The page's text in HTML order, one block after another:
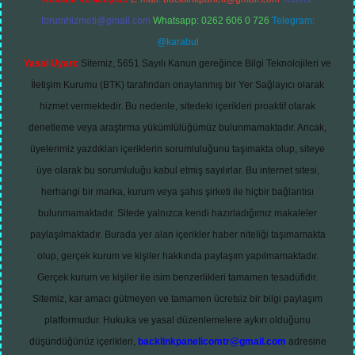
forumhizmeti@gmail.com Whatsapp: 0262 606 0 726 Telegram:
@karabul
Yasal Uyarı: Sitemiz, 5651 Sayılı Kanun gereğince Bilgi Teknolojileri ve
İletişim Kurumu (BTK) tarafından onaylanmış bir Yer Sağlayıcı olarak
hizmet vermektedir. Bu nedenle, sitedeki içerikleri proaktif olarak
denetleme veya araştırma yükümlülüğümüz bulunmamaktadır. Ancak,
üyelerimiz yazdıkları içeriklerin sorumluluğunu taşımakta olup, siteye
üye olarak bu sorumluluğu kabul etmiş sayılırlar. Bu internet sitesi,
herhangi bir marka, kurum veya şahıs şirketi ile hiçbir bağlantısı
bulunmamaktadır. Sitede yalnızca kendi hazırladığımız makaleler
paylaşılmaktadır. Burada yer alan içerikler haber niteliği taşımamakta
olup, gerçek kurum ve kişiler hakkında paylaşım yapılmamaktadır.
Gerçek kurum ve kişiler ile isim benzerlikleri tamamen tesadüfidir.
Sitemiz, kar amacı gütmeyen ve tamamen ücretsiz bir bilgi paylaşım
platformudur. Hukuka ve yasal düzenlemelere aykırı olduğunu
düşündüğünüz içerikleri, backlinkpanelicomtr@gmail.com adresine